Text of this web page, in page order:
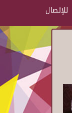
للإتصال